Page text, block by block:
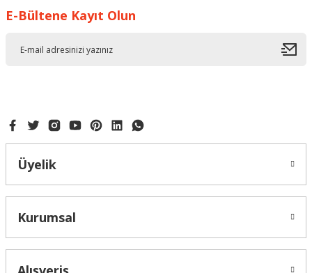
Ürün resmi kalitesiz, bozuk veya görüntülenemiyor.
E-Bültene Kayıt Olun
Üyelik
Kurumsal